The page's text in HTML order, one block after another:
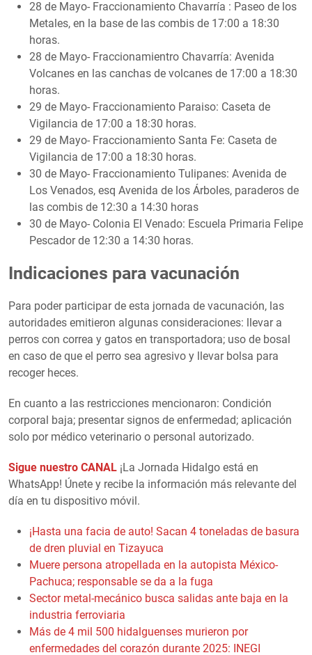
28 de Mayo- Fraccionamiento Chavarría : Paseo de los
Metales, en la base de las combis de 17:00 a 18:30
horas.
28 de Mayo- Fraccionamientro Chavarría: Avenida
Volcanes en las canchas de volcanes de 17:00 a 18:30
horas.
29 de Mayo- Fraccionamiento Paraiso: Caseta de
Vigilancia de 17:00 a 18:30 horas.
29 de Mayo- Fraccionamiento Santa Fe: Caseta de
Vigilancia de 17:00 a 18:30 horas.
30 de Mayo- Fraccionamiento Tulipanes: Avenida de
Los Venados, esq Avenida de los Árboles, paraderos de
las combis de 12:30 a 14:30 horas
30 de Mayo- Colonia El Venado: Escuela Primaria Felipe
Pescador de 12:30 a 14:30 horas.
Indicaciones para vacunación
Para poder participar de esta jornada de vacunación, las
autoridades emitieron algunas consideraciones: llevar a
perros con correa y gatos en transportadora; uso de bosal
en caso de que el perro sea agresivo y llevar bolsa para
recoger heces.
En cuanto a las restricciones mencionaron: Condición
corporal baja; presentar signos de enfermedad; aplicación
solo por médico veterinario o personal autorizado.
Sigue nuestro CANAL ¡La Jornada Hidalgo está en
WhatsApp! Únete y recibe la información más relevante del
día en tu dispositivo móvil.
¡Hasta una facia de auto! Sacan 4 toneladas de basura
de dren pluvial en Tizayuca
Muere persona atropellada en la autopista México-
Pachuca; responsable se da a la fuga
Sector metal-mecánico busca salidas ante baja en la
industria ferroviaria
Más de 4 mil 500 hidalguenses murieron por
enfermedades del corazón durante 2025: INEGI